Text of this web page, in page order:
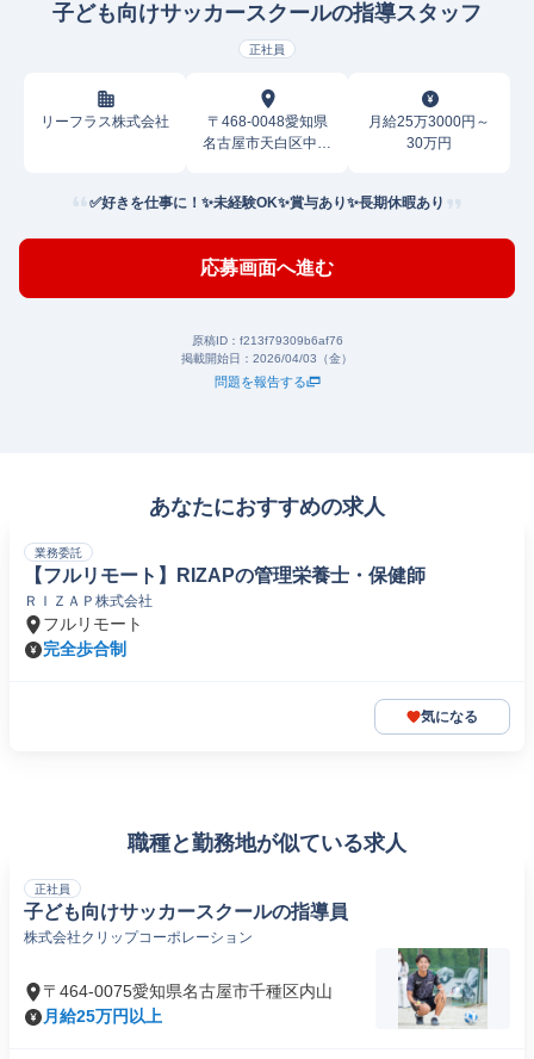
子ども向けサッカースクールの指導スタッフ
正社員
リーフラス株式会社
〒468-0048愛知県
名古屋市天白区中坪
月給25万3000円～
30万円
✅好きを仕事に！✨未経験OK✨賞与あり✨長期休暇あり
応募画面へ進む
原稿ID： f213f79309b6af76
掲載開始日： 2026/04/03（金）
問題を報告する
あなたにおすすめの求人
業務委託
【フルリモート】RIZAPの管理栄養士・保健師
ＲＩＺＡＰ株式会社
フルリモート
完全歩合制
気になる
職種と勤務地が似ている求人
正社員
子ども向けサッカースクールの指導員
株式会社クリップコーポレーション
〒464-0075愛知県名古屋市千種区内山
月給25万円以上